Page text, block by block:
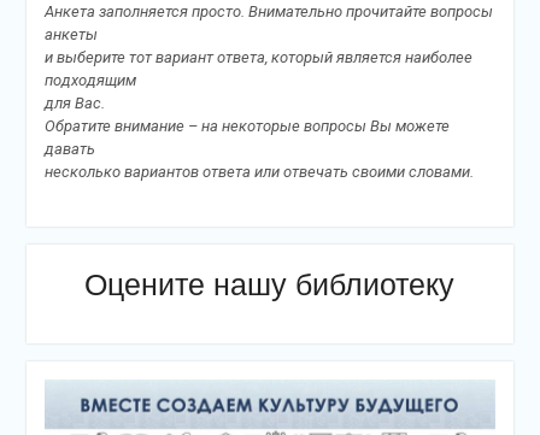
Анкета заполняется просто. Внимательно прочитайте вопросы
анкеты
и выберите тот вариант ответа, который является наиболее
подходящим
для Вас.
Обратите внимание – на некоторые вопросы Вы можете
давать
несколько вариантов ответа или отвечать своими словами.
Оцените нашу библиотеку